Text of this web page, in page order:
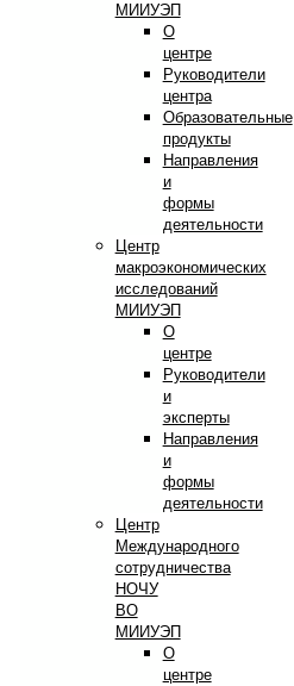
МИИУЭП
О
центре
Руководители
центра
Образовательные
продукты
Направления
и
формы
деятельности
Центр
макроэкономических
исследований
МИИУЭП
О
центре
Руководители
и
эксперты
Направления
и
формы
деятельности
Центр
Международного
сотрудничества
НОЧУ
ВО
МИИУЭП
О
центре